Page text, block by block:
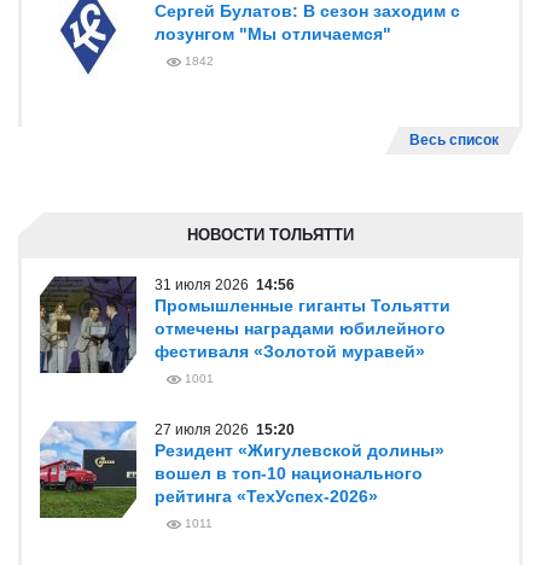
Сергей Булатов: В сезон заходим с
лозунгом "Мы отличаемся"
1842
Весь список
НОВОСТИ ТОЛЬЯТТИ
31 июля 2026 14:56
Промышленные гиганты Тольятти
отмечены наградами юбилейного
фестиваля «Золотой муравей»
1001
27 июля 2026 15:20
Резидент «Жигулевской долины»
вошел в топ-10 национального
рейтинга «ТехУспех-2026»
1011